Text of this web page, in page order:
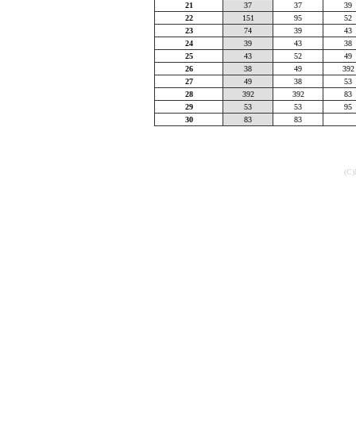
21
37 37
39
22
151 95
52
23
74 39
43
24
39 43
38
25
43 52
49
26
38 49
392
27
49 38
53
28
392 392
83
29
53 53
95
30
83 83